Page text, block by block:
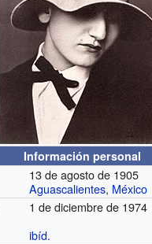
Información personal
13 de agosto de 1905
Aguascalientes, México
1 de diciembre de 1974
ibíd.